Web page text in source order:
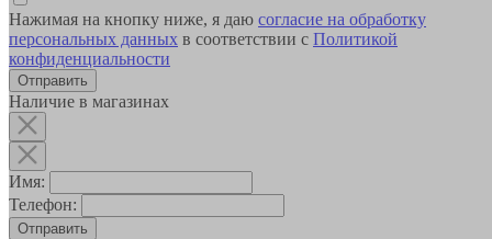
Нажимая на кнопку ниже, я даю согласие на обработку
персональных данных в соответствии с Политикой
конфиденциальности
Наличие в магазинах
Имя:
Телефон:
Отправить